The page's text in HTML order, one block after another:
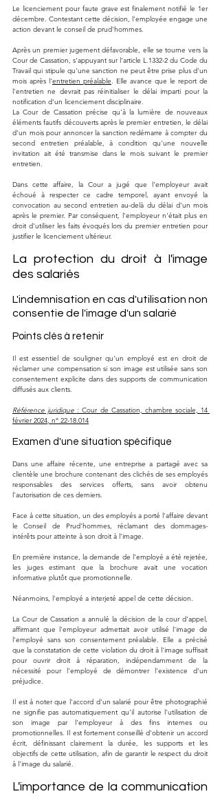
Le licenciement pour faute grave est finalement notifié le 1er
décembre. Contestant cette décision, l'employée engage une
action devant le conseil de prud'hommes.
Après un premier jugement défavorable, elle se tourne vers la
Cour de Cassation, s'appuyant sur l'article L.1332-2 du Code du
Travail qui stipule qu'une sanction ne peut être prise plus d'un
mois après l'entretien préalable. Elle avance que le report de
l'entretien ne devrait pas réinitialiser le délai imparti pour la
notification d'un licenciement disciplinaire.
La Cour de Cassation précise qu'à la lumière de nouveaux
éléments fautifs découverts après le premier entretien, le délai
d'un mois pour annoncer la sanction redémarre à compter du
second entretien préalable, à condition qu'une nouvelle
invitation ait été transmise dans le mois suivant le premier
entretien.
Dans cette affaire, la Cour a jugé que l'employeur avait
échoué à respecter ce cadre temporel, ayant envoyé la
convocation au second entretien au-delà du délai d'un mois
après le premier. Par conséquent, l'employeur n'était plus en
droit d'utiliser les faits évoqués lors du premier entretien pour
justifier le licenciement ultérieur.
La protection du droit à l'image
des salariés
L'indemnisation en cas d'utilisation non
consentie de l'image d'un salarié
Points clés à retenir
Il est essentiel de souligner qu'un employé est en droit de
réclamer une compensation si son image est utilisée sans son
consentement explicite dans des supports de communication
diffusés aux clients.
Référence juridique : Cour de Cassation, chambre sociale, 14
février 2024, n° 22-18.014
Examen d'une situation spécifique
Dans une affaire récente, une entreprise a partagé avec sa
clientèle une brochure contenant des clichés de ses employés
responsables des services offerts, sans avoir obtenu
l'autorisation de ces derniers.
Face à cette situation, un des employés a porté l'affaire devant
le Conseil de Prud'hommes, réclamant des dommages-
intérêts pour atteinte à son droit à l'image.
En première instance, la demande de l'employé a été rejetée,
les juges estimant que la brochure avait une vocation
informative plutôt que promotionnelle.
Néanmoins, l'employé a interjeté appel de cette décision.
La Cour de Cassation a annulé la décision de la cour d'appel,
affirmant que l'employeur admettait avoir utilisé l'image de
l'employé sans son consentement préalable. Elle a précisé
que la constatation de cette violation du droit à l'image suffisait
pour ouvrir droit à réparation, indépendamment de la
nécessité pour l'employé de démontrer l'existence d'un
préjudice.
Il est à noter que l'accord d'un salarié pour être photographié
ne signifie pas automatiquement qu'il autorise l'utilisation de
son image par l'employeur à des fins internes ou
promotionnelles. Il est fortement conseillé d'obtenir un accord
écrit, définissant clairement la durée, les supports et les
objectifs de cette utilisation, afin de garantir le respect du droit
à l'image du salarié.
L'importance de la communication